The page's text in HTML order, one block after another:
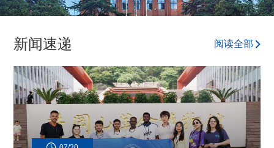
新闻速递 阅读全部